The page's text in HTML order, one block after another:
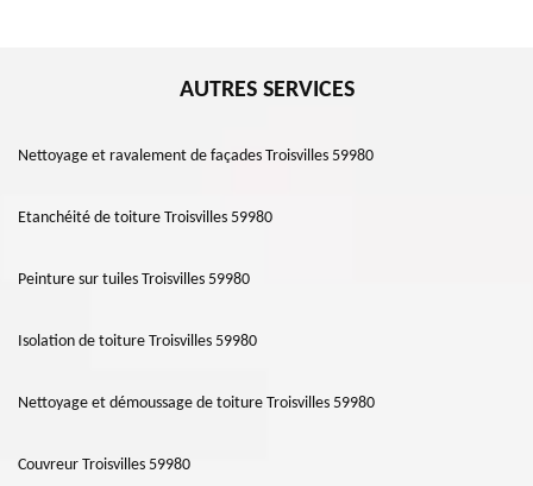
AUTRES SERVICES
Nettoyage et ravalement de façades Troisvilles 59980
Etanchéité de toiture Troisvilles 59980
Peinture sur tuiles Troisvilles 59980
Isolation de toiture Troisvilles 59980
Nettoyage et démoussage de toiture Troisvilles 59980
Couvreur Troisvilles 59980